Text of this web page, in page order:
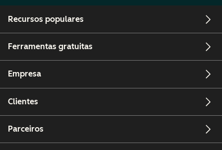
Recursos populares
Ferramentas gratuitas
Empresa
Clientes
Parceiros